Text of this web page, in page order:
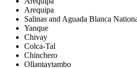
Arequipa
Salinas and Aguada Blanca
Yanque
Chivay
Colca-Tal
Chinchero
Ollantaytambo